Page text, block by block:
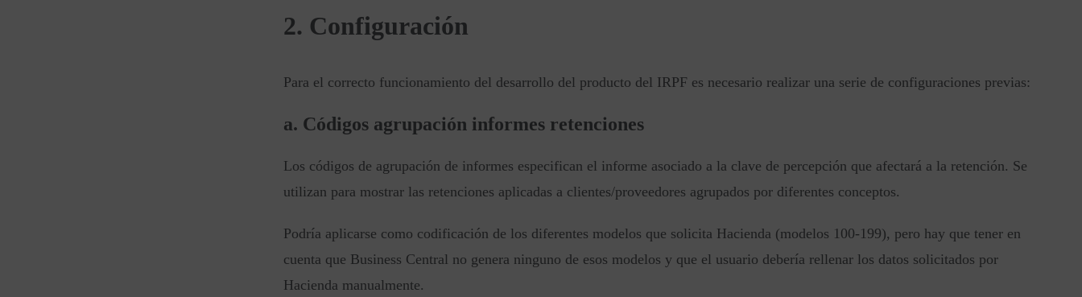
2. Configuración
Para el correcto funcionamiento del desarrollo del producto del IRPF es necesario realizar una serie de configuraciones previas:
a. Códigos agrupación informes retenciones
Los códigos de agrupación de informes especifican el informe asociado a la clave de percepción que afectará a la retención. Se
utilizan para mostrar las retenciones aplicadas a clientes/proveedores agrupados por diferentes conceptos.
Podría aplicarse como codificación de los diferentes modelos que solicita Hacienda (modelos 100-199), pero hay que tener en
cuenta que Business Central no genera ninguno de esos modelos y que el usuario debería rellenar los datos solicitados por
Hacienda manualmente.